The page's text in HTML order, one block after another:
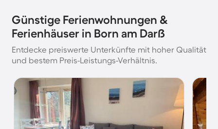
Günstige Ferienwohnungen &
Ferienhäuser in Born am Darß
Entdecke preiswerte Unterkünfte mit hoher Qualität
und bestem Preis-Leistungs-Verhältnis.